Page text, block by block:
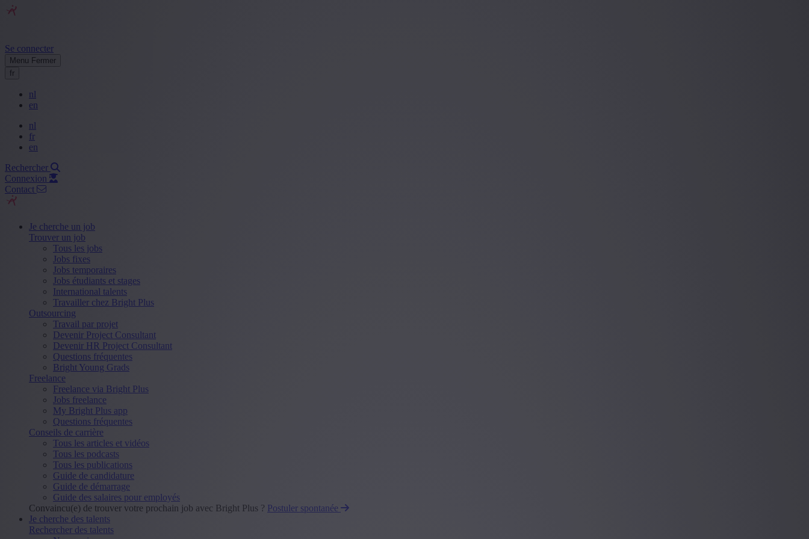
Se connecter
Menu Fermer
fr
nl
en
nl
fr
en
Rechercher
Connexion
Contact
Je cherche un job
Trouver un job
Tous les jobs
Jobs fixes
Jobs temporaires
Jobs étudiants et stages
International talents
Travailler chez Bright Plus
Outsourcing
Travail par projet
Devenir Project Consultant
Devenir HR Project Consultant
Questions fréquentes
Bright Young Grads
Freelance
Freelance via Bright Plus
Jobs freelance
My Bright Plus app
Questions fréquentes
Conseils de carrière
Tous les articles et vidéos
Tous les podcasts
Tous les publications
Guide de candidature
Guide de démarrage
Guide des salaires pour employés
Convaincu(e) de trouver votre prochain job avec Bright Plus ? Postuler spontanée
Je cherche des talents
Rechercher des talents